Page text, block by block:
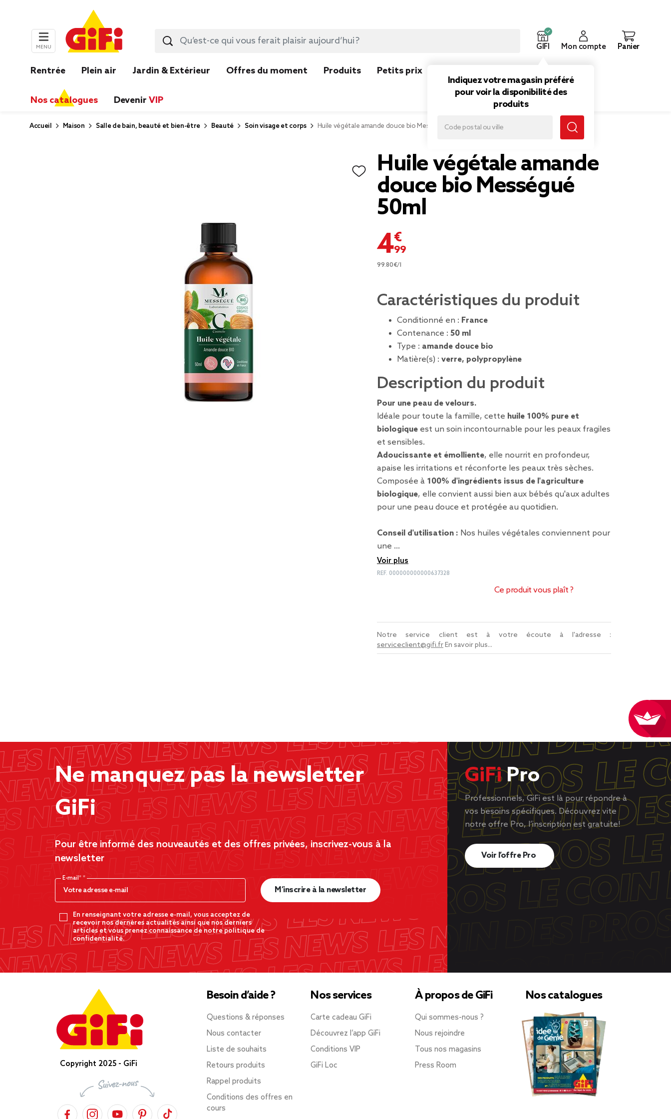
MENU GIFI
Indiquez votre magasin préféré
pour voir la disponibilité des
produits
Mon compte Panier
Rentrée Plein air Jardin & Extérieur Offres du moment Produits Petits prix
Nos catalogues Devenir VIP
Accueil Maison Salle de bain, beauté et bien-être Beauté Soin visage et corps Huile végétale amande douce bio Mességué 50ml
Huile végétale amande
douce bio Mességué
50ml
4,99 €
99.80€/l
Caractéristiques du produit
Conditionné en : France
Contenance : 50 ml
Type : amande douce bio
Matière(s) : verre, polypropylène
Description du produit
Pour une peau de velours.
Idéale pour toute la famille, cette huile 100% pure et
biologique est un soin incontournable pour les peaux fragiles
et sensibles.
Adoucissante et émolliente, elle nourrit en profondeur,
apaise les irritations et réconforte les peaux très sèches.
Composée à 100% d'ingrédients issus de l'agriculture
biologique, elle convient aussi bien aux bébés qu'aux adultes
pour une peau douce et protégée au quotidien.
Conseil d'utilisation : Nos huiles végétales conviennent pour
une …
Voir plus
REF. 000000000000637328
Ce produit vous plaît ?
Notre service client est à votre écoute à l'adresse :
serviceclient@gifi.frEn savoir plus...
Ne manquez pas la newsletter
GiFi
Pour être informé des nouveautés et des offres privées, inscrivez-vous à la
newsletter
E-mail*
En renseignant votre adresse e-mail, vous acceptez de
recevoir nos dernères actualités ainsi que nos derniers
articles et vous prenez connaissance de notre politique de
confidentialité.
M’inscrire à la newsletter
GiFiPro
Professionnels, GiFi est là pour répondre à
vos besoins spécifiques. Découvrez vite
notre offre Pro, l’inscription est gratuite!
Voir l’offre Pro
Copyright 2025 - GiFi
Besoin d’aide ?
Questions & réponses
Nous contacter
Liste de souhaits
Retours produits
Rappel produits
Conditions des offres en
cours
Nos services
Carte cadeau GiFi
Découvrez l’app GiFi
Conditions VIP
GiFi Loc
À propos de GiFi
Qui sommes-nous ?
Nous rejoindre
Tous nos magasins
Press Room
Nos catalogues